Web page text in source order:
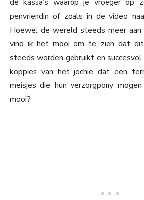
de kassa’s waarop je vroeger op
penvriendin of zoals in de video
Hoewel de wereld steeds meer aan
vind ik het mooi om te zien dat
steeds worden gebruikt en
koppies van het jochie dat een
meisjes die hun verzorgpony
mooi?